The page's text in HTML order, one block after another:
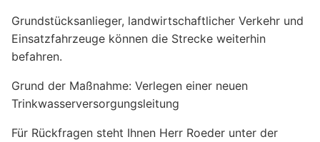
Grundstücksanlieger, landwirtschaftlicher Verkehr und
Einsatzfahrzeuge können die Strecke weiterhin
befahren.
Grund der Maßnahme: Verlegen einer neuen
Trinkwasserversorgungsleitung
Für Rückfragen steht Ihnen Herr Roeder unter der